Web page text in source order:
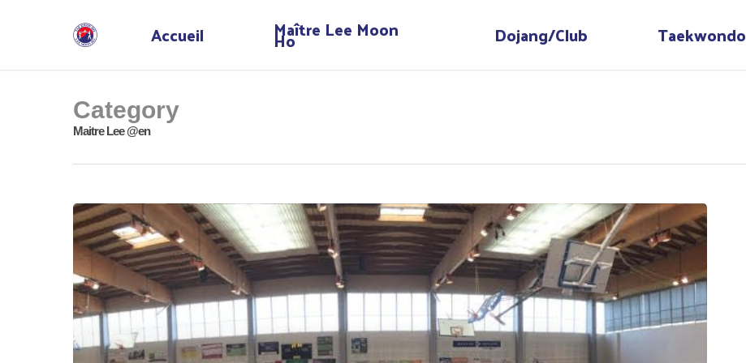
Accueil Maître Lee Moon
Ho Dojang/Club Taekwondo
Category
Maitre Lee @en